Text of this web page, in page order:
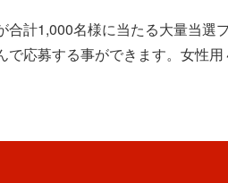
計1,000名様に当たる大量当選
で応募する事ができます。女性